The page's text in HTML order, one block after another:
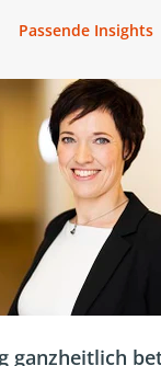
Passende Insights
ganzheitlich